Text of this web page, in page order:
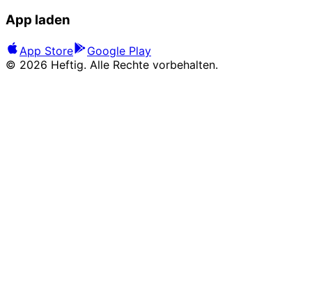
App laden
App Store
Google Play
© 2026 Heftig. Alle Rechte vorbehalten.